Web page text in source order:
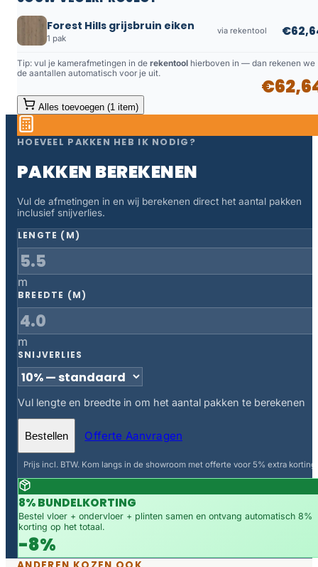
Forest Hills grijsbruin eiken
1 pak
via rekentool
Tip: vul je kamerafmetingen in de rekentool hierboven in — dan rekenen we
de aantallen automatisch voor je uit.
Alles toevoegen (1 item)
HOEVEEL PAKKEN HEB IK NODIG?
PAKKEN BEREKENEN
Vul de afmetingen in en wij berekenen direct het aantal pakken
inclusief snijverlies.
LENGTE (M)
m
BREEDTE (M)
m
SNIJVERLIES
Vul lengte en breedte in om het aantal pakken te berekenen
Bestellen Offerte Aanvragen
Prijs incl. BTW. Kom langs in de showroom met offerte voor 5% extra korting.
8% BUNDELKORTING
Bestel vloer + ondervloer + plinten samen en ontvang automatisch 8%
korting op het totaal.
-8%